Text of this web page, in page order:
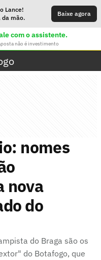
Lance!
da mão.
Baixe agora
com o assistente.
não é investimento
nomes
nova
do
do Braga são os
do Botafogo, que